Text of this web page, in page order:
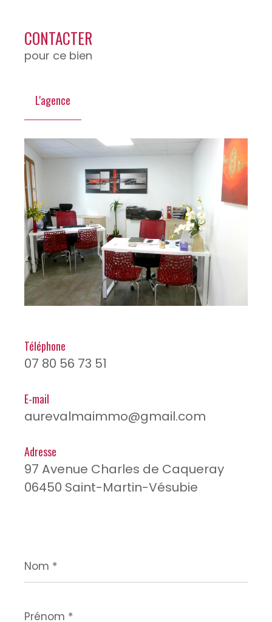
CONTACTER
pour ce bien
L'agence
Téléphone
07 80 56 73 51
E-mail
aurevalmaimmo@gmail.com
Adresse
97 Avenue Charles de Caqueray
06450 Saint-Martin-Vésubie
*
*